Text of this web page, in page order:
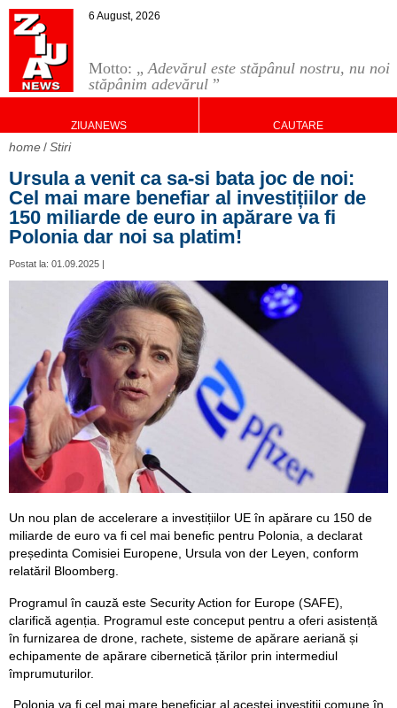
Motto: „Adevărul este stăpânul nostru, nu noi
stăpânim adevărul ”
6 August, 2026
ZIUANEWS CAUTARE
home Stiri
Ursula a venit ca sa-si bata joc de noi:
Cel mai mare benefiar al investițiilor de
150 miliarde de euro in apărare va fi
Polonia dar noi sa platim!
Postat la: 01.09.2025 |
Un nou plan de accelerare a investițiilor UE în apărare cu 150 de
miliarde de euro va fi cel mai benefic pentru Polonia, a declarat
președinta Comisiei Europene, Ursula von der Leyen, conform
relatăril Bloomberg.
Programul în cauză este Security Action for Europe (SAFE),
clarifică agenția. Programul este conceput pentru a oferi asistență
în furnizarea de drone, rachete, sisteme de apărare aeriană și
echipamente de apărare cibernetică țărilor prin intermediul
împrumuturilor.
„Polonia va fi cel mai mare beneficiar al acestei investiții comune în